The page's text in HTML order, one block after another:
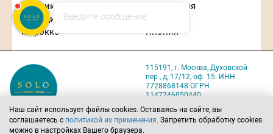
Маврикий
Мальдивы
Марокко
Швейцария
ЮАР
Япония
115191, г. Москва, Духовской
пер., д, 17/12, оф. 15. ИНН
7728868148 ОГРН
1147746050440
Карта проезда
Политика обработки
Наш сайт использует файлы cookies. Оставаясь на сайте, вы
соглашаетесь с политикой их применения. Запретить обработку cookies
можно в настройках Вашего браузера.
Введите сообщение